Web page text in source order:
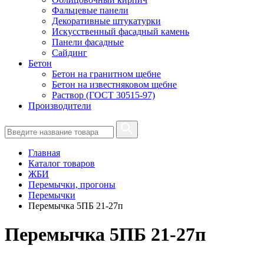
Фальцевые панели
Декоративные штукатурки
Искусственный фасадный камень
Панели фасадные
Сайдинг
Бетон
Бетон на гранитном щебне
Бетон на известняковом щебне
Раствор (ГОСТ 30515-97)
Производители
Главная
Каталог товаров
ЖБИ
Перемычки, прогоны
Перемычки
Перемычка 5ПБ 21-27п
Перемычка 5ПБ 21-27п